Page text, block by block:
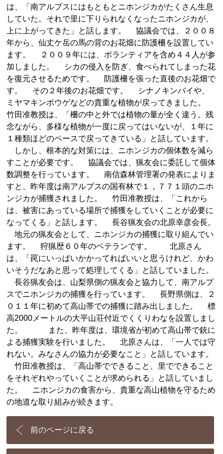
は、「南アルプスにはもともとニホンジカがたくさん生息
していた。それで里に下りられなくなったニホンジカが、
上に上がってきた」と話します。 協議会では、２００８
年から、仙丈ケ岳の馬の背のお花畑に防護柵を設置してい
ます。 ２００９年には、ボランティアを含め４４人が参
加しました。 シカの侵入を防ぎ、食べられてしまった花
を復元させるためです。 防護柵を張った直後のお花畑で
す。 その２年後のお花畑です。 シナノキンバイや、
ミヤマキンポウゲなどの貴重な植物が戻ってきました。
竹田准教授は、「柵の中と外では植物の量が全く違う。残
念ながら、多様な植物が一度に戻ってはいないが、１年に
１種類ほどのペースで戻ってきている」と話しています。
しかし、根本的な対策には、ニホンジカの個体数を減ら
すことが必要です。 協議会では、猟友会に委託して個体
数調整を行っています。 南信森林管理署の発表によりま
すと、昨年度は南アルプスの国有林で１，７７１頭のニホ
ンジカが捕獲されました。 竹田准教授は、「これから
は、被害にあっている場所で捕獲をしていくことが必要に
なってくる」と話します。 長谷猟友会の北原幸彦会長。
地元の猟友会として、ニホンジカの捕獲に取り組んでい
ます。 狩猟歴６０年のベテランです。 北原さん
は、「罠にいっぱいかかってればいいと思うけれど、かわ
いそうだなあと思って処理してくる」と話していました。
長谷猟友会は、山梨県側の猟友会と協力して、南アルプ
スでニホンジカの捕獲を行っています。 長野県側は、２
０１１年に初めて高山帯での捕獲に踏み出しました。 標
高2000メートルの大平山荘付近でくくりわなを設置しまし
た。 また、昨年度は、環境省が初めて高山帯で銃に
よる捕獲実験を行いました。 北原さんは、「一人では守
れない。みなさんの協力が必要なこと」と話しています。
竹田准教授は、「高山帯でできること、里でできること
をそれぞれやっていくことが求められる」と話していまし
た。 ニホンジカの食害から、貴重な高山植物を守るため
の地道な取り組みが続きます。
前のページに戻る